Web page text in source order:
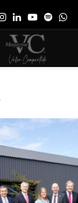
Instagram
LinkedinYoutube
Spotify